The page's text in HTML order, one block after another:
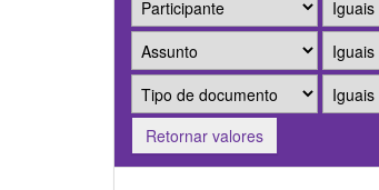
Retornar valores